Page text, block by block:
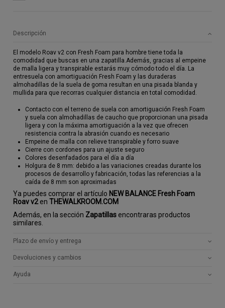
Descripción
El modelo Roav v2 con Fresh Foam para hombre tiene toda la
comodidad que buscas en una zapatilla.Además, gracias al empeine
de malla ligera y transpirable estarás muy cómodo todo el día. La
entresuela con amortiguación Fresh Foam y las duraderas
almohadillas de la suela de goma resultan en una pisada blanda y
mullida para que recorras cualquier distancia en total comodidad.
Contacto con el terreno de suela con amortiguación Fresh Foam
y suela con almohadillas de caucho que proporcionan una pisada
ligera y con la máxima amortiguación a la vez que ofrecen
resistencia contra la abrasión cuando es necesario
Empeine de malla con relieve transpirable y forro suave
Cierre con cordones para un ajuste seguro
Colores desenfadados para el día a día
Holgura de 8 mm: debido a las variaciones creadas durante los
procesos de desarrollo y fabricación, todas las referencias a la
caída de 8 mm son aproximadas
Ya puedes comprar el artículo NEW BALANCE Fresh Foam
Roav v2enTHEWALKROOM.COM
Además, en la sección Zapatillas encontraras productos
similares.
Plazo de envío y entrega
Devoluciones y cambios
Ayuda